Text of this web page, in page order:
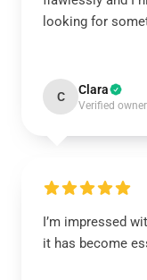
looking for
C Clara
Verified owner
I’m impressed
it has become